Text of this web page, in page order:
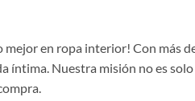
en ropa interior! Con más
íntima. Nuestra misión no es